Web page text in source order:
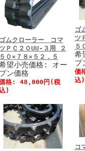
ゴムクローラー コマ
ツＰＣ２０UU-３用 ２
５０×７８×５２．５
望小売価格: オー
プン価格
格: 48,000円(税
)
ゴ
ツ
５
希
プ
価
込)
コ